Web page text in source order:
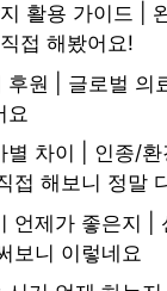
활용 가이드 |
접 해봤어요!
후원 | 글로벌 의
요
별 차이 | 인종/
접 해보니 정말
언제가 좋은지 |
보니 이렇네요